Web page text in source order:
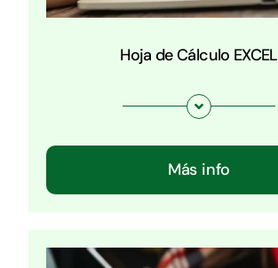
Hoja de Cálculo EXCEL
Más info